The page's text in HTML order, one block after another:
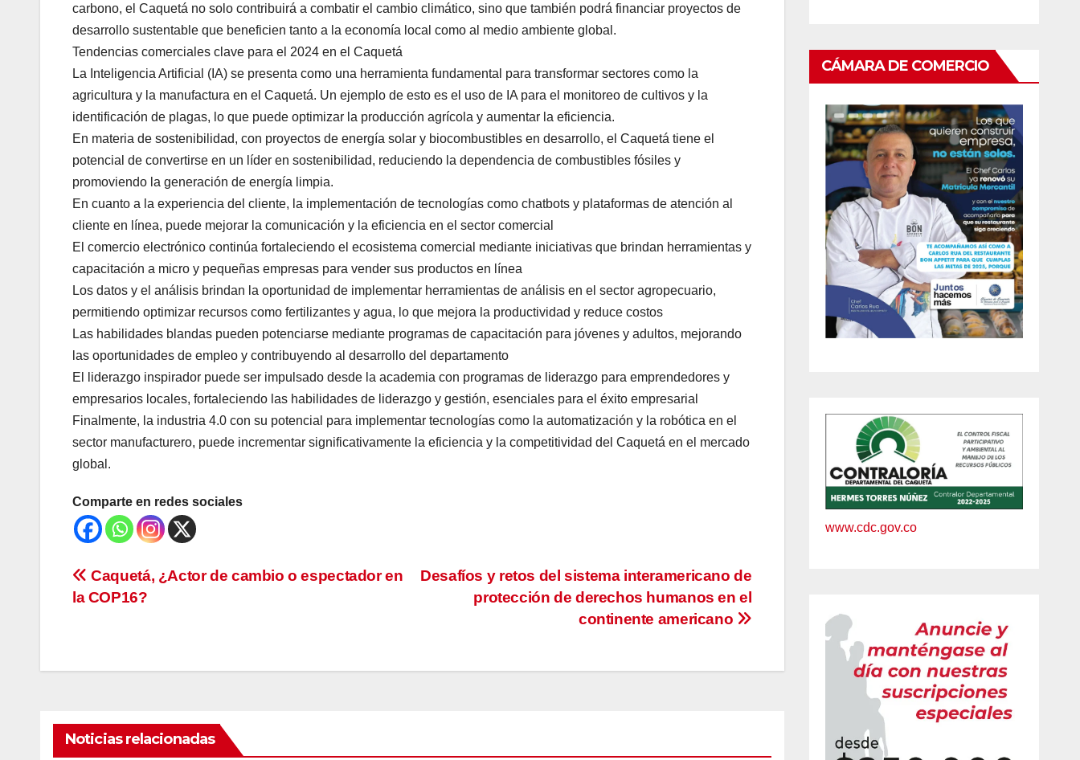
carbono, el Caquetá no solo contribuirá a combatir el cambio climático, sino que también podrá financiar proyectos de
desarrollo sustentable que beneficien tanto a la economía local como al medio ambiente global.
Tendencias comerciales clave para el 2024 en el Caquetá
La Inteligencia Artificial (IA) se presenta como una herramienta fundamental para transformar sectores como la
agricultura y la manufactura en el Caquetá. Un ejemplo de esto es el uso de IA para el monitoreo de cultivos y la
identificación de plagas, lo que puede optimizar la producción agrícola y aumentar la eficiencia.
En materia de sostenibilidad, con proyectos de energía solar y biocombustibles en desarrollo, el Caquetá tiene el
potencial de convertirse en un líder en sostenibilidad, reduciendo la dependencia de combustibles fósiles y
promoviendo la generación de energía limpia.
En cuanto a la experiencia del cliente, la implementación de tecnologías como chatbots y plataformas de atención al
cliente en línea, puede mejorar la comunicación y la eficiencia en el sector comercial
El comercio electrónico continúa fortaleciendo el ecosistema comercial mediante iniciativas que brindan herramientas y
capacitación a micro y pequeñas empresas para vender sus productos en línea
Los datos y el análisis brindan la oportunidad de implementar herramientas de análisis en el sector agropecuario,
permitiendo optimizar recursos como fertilizantes y agua, lo que mejora la productividad y reduce costos
Las habilidades blandas pueden potenciarse mediante programas de capacitación para jóvenes y adultos, mejorando
las oportunidades de empleo y contribuyendo al desarrollo del departamento
El liderazgo inspirador puede ser impulsado desde la academia con programas de liderazgo para emprendedores y
empresarios locales, fortaleciendo las habilidades de liderazgo y gestión, esenciales para el éxito empresarial
Finalmente, la industria 4.0 con su potencial para implementar tecnologías como la automatización y la robótica en el
sector manufacturero, puede incrementar significativamente la eficiencia y la competitividad del Caquetá en el mercado
global.
Comparte en redes sociales
Navegación
Desafíos y retos del sistema interamericano de
protección de derechos humanos en el
continente americano
Caquetá, ¿Actor de cambio o espectador en
la COP16?
Noticias relacionadas
CÁMARA DE COMERCIO
www.cdc.gov.co